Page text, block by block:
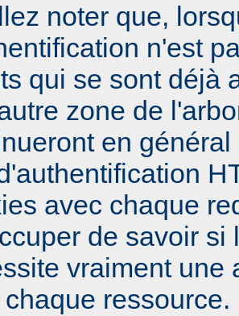
noter que,
n'est
qui se sont déjà
zone de
en
avec chaque
de savoir si
vraiment une
ressource.